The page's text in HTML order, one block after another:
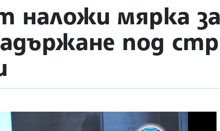
наложи мярка за
под